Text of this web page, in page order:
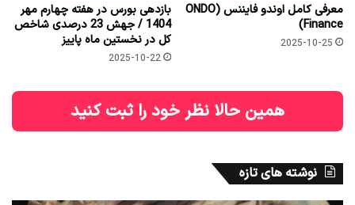
معرفی کامل اوندو فایننس (ONDO
Finance)
2025-10-25
بازدهی بورس در هفته چهارم مهر
1404 / جهش 23 درصدی شاخص
کل در نخستین ماه پاییز
2025-10-22
همین حالا نظر خود را ثبت کنید
نوشته های تازه